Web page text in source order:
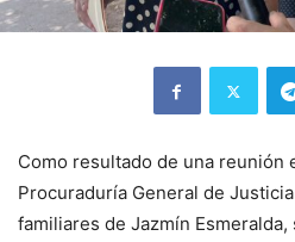
Como resultado de una reunión
Procuraduría General de
familiares de Jazmín